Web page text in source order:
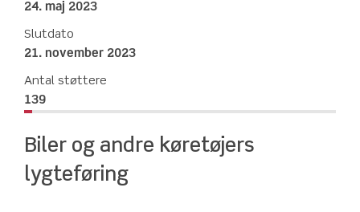
24. maj 2023
Slutdato
21. november 2023
Antal støttere
139
Biler og andre køretøjers
lygteføring